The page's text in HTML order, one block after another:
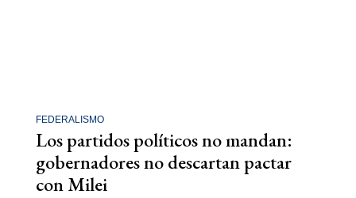
FEDERALISMO
Los partidos políticos no mandan:
gobernadores no descartan pactar
con Milei